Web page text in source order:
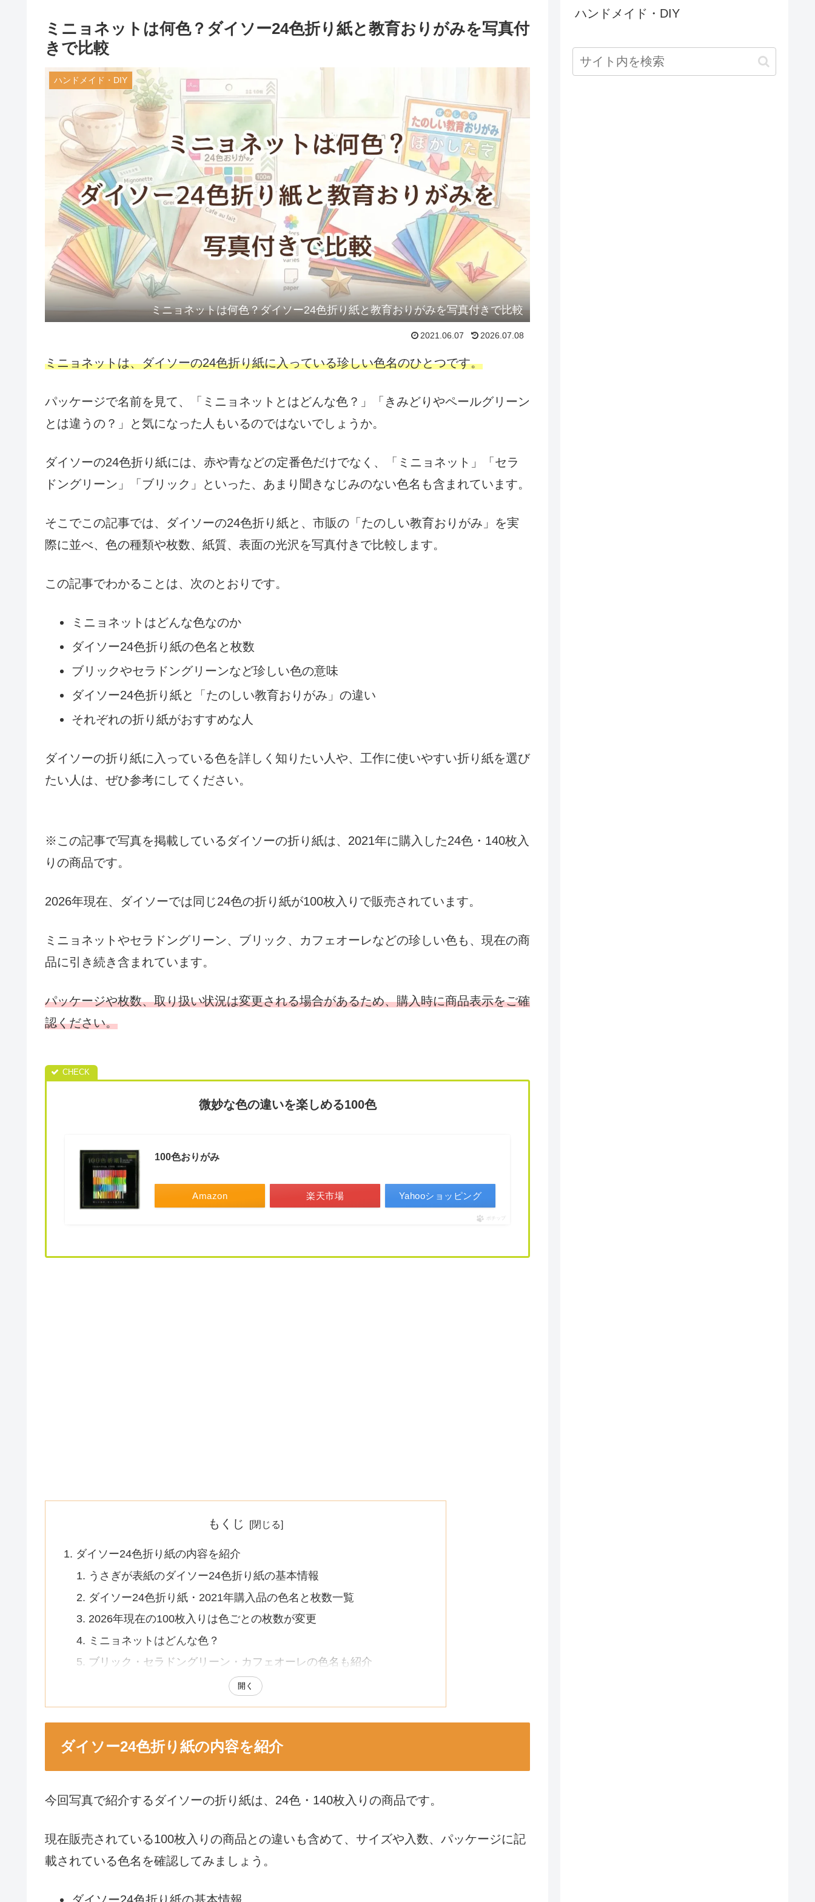
ミニョネットは何色？ダイソー24色折り紙と教育おりがみを写真付
きで比較
ハンドメイド・DIY
ミニョネットは何色？ダイソー24色折り紙と教育おりがみを写真付きで比較
2021.06.07 2026.07.08
ミニョネットは、ダイソーの24色折り紙に入っている珍しい色名のひとつです。
パッケージで名前を見て、「ミニョネットとはどんな色？」「きみどりやペールグリーン
とは違うの？」と気になった人もいるのではないでしょうか。
ダイソーの24色折り紙には、赤や青などの定番色だけでなく、「ミニョネット」「セラ
ドングリーン」「ブリック」といった、あまり聞きなじみのない色名も含まれています。
そこでこの記事では、ダイソーの24色折り紙と、市販の「たのしい教育おりがみ」を実
際に並べ、色の種類や枚数、紙質、表面の光沢を写真付きで比較します。
この記事でわかることは、次のとおりです。
ミニョネットはどんな色なのか
ダイソー24色折り紙の色名と枚数
ブリックやセラドングリーンなど珍しい色の意味
ダイソー24色折り紙と「たのしい教育おりがみ」の違い
それぞれの折り紙がおすすめな人
ダイソーの折り紙に入っている色を詳しく知りたい人や、工作に使いやすい折り紙を選び
たい人は、ぜひ参考にしてください。
※この記事で写真を掲載しているダイソーの折り紙は、2021年に購入した24色・140枚入
りの商品です。
2026年現在、ダイソーでは同じ24色の折り紙が100枚入りで販売されています。
ミニョネットやセラドングリーン、ブリック、カフェオーレなどの珍しい色も、現在の商
品に引き続き含まれています。
パッケージや枚数、取り扱い状況は変更される場合があるため、購入時に商品表示をご確
認ください。
微妙な色の違いを楽しめる100色
100色おりがみ
Amazon 楽天市場 Yahooショッピング
ポチップ
もくじ
ダイソー24色折り紙の内容を紹介
うさぎが表紙のダイソー24色折り紙の基本情報
ダイソー24色折り紙・2021年購入品の色名と枚数一覧
2026年現在の100枚入りは色ごとの枚数が変更
ミニョネットはどんな色？
ブリック・セラドングリーン・カフェオーレの色名も紹介
ダイソー24色折り紙の色を写真付きで紹介
赤・ピンク・オレンジなどの暖色系
紫・黒・ピンク系のくすみカラー
「たのしい教育おりがみ」の内容を紹介
「たのしい教育おりがみ」にはねずみ色が入っている
ダイソー24色折り紙と「たのしい教育おりがみ」を比較
赤と青の色合いを比較
開く
ダイソー24色折り紙の内容を紹介
今回写真で紹介するダイソーの折り紙は、24色・140枚入りの商品です。
現在販売されている100枚入りの商品との違いも含めて、サイズや入数、パッケージに記
載されている色名を確認してみましょう。
ハンドメイド・DIY